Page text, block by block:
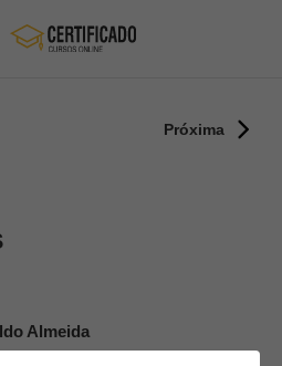
Próxima
Almeida